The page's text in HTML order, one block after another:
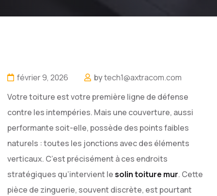
février 9, 2026 bytech1@axtracom.com
Votre toiture est votre première ligne de défense
contre les intempéries. Mais une couverture, aussi
performante soit-elle, possède des points faibles
naturels : toutes les jonctions avec des éléments
verticaux. C’est précisément à ces endroits
stratégiques qu’intervient lesolin toiture mur. Cette
pièce de zinguerie, souvent discrète, est pourtant